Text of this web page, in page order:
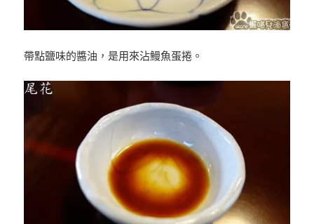
帶點鹽味的醬油，是用來沾鰻魚蛋捲。